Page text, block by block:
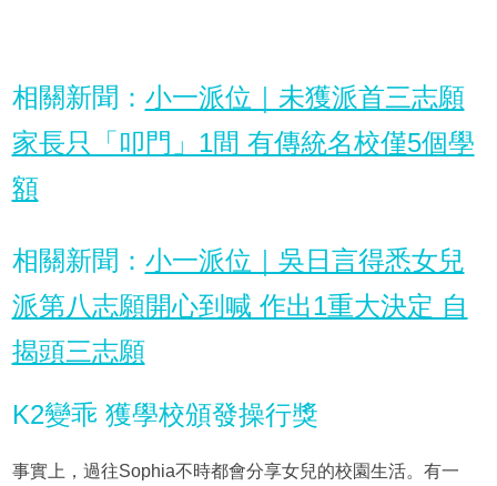
相關新聞： 小一派位｜未獲派首三志願
家長只「叩門」1間 有傳統名校僅5個學
額
相關新聞： 小一派位｜吳日言得悉女兒
派第八志願開心到喊 作出1重大決定 自
揭頭三志願
K2變乖 獲學校頒發操行獎
事實上，過往Sophia不時都會分享女兒的校園生活。有一